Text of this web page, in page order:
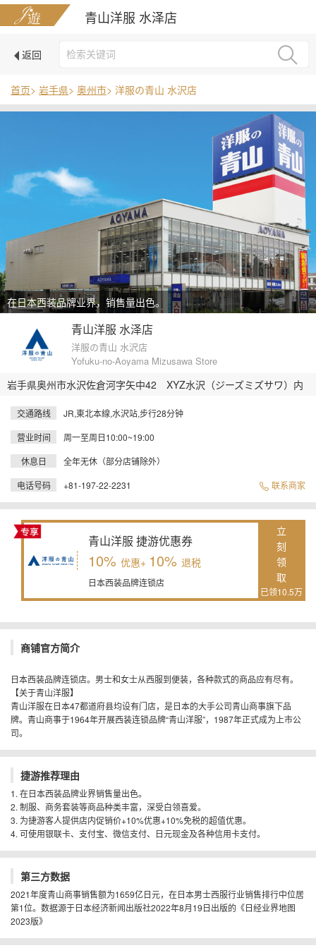
青山洋服 水泽店
返回
首页> 岩手県> 奥州市> 洋服の青山 水沢店
在日本西装品牌业界，销售量出色。
青山洋服 水泽店
洋服の青山 水沢店
Yofuku-no-Aoyama Mizusawa Store
岩手県奥州市水沢佐倉河字矢中42 XYZ水沢（ジーズミズサワ）内
交通路线
JR,東北本線,水沢站,步行28分钟
营业时间
周一至周日10:00~19:00
休息日
全年无休（部分店铺除外）
电话号码
+81-197-22-2231 联系商家
青山洋服 捷游优惠券
10% 优惠+ 10% 退税
日本西装品牌连锁店
立
刻
领
取
已领10.5万
商铺官方简介
日本西装品牌连锁店。男士和女士从西服到便装，各种款式的商品应有尽有。
【关于青山洋服】
青山洋服在日本47都道府县均设有门店，是日本的大手公司青山商事旗下品
牌。青山商事于1964年开展西装连锁品牌“青山洋服”，1987年正式成为上市公
司。
捷游推荐理由
1. 在日本西装品牌业界销售量出色。
2. 制服、商务套装等商品种类丰富，深受白领喜爱。
3. 为捷游客人提供店内促销价+10%优惠+10%免税的超值优惠。
4. 可使用银联卡、支付宝、微信支付、日元现金及各种信用卡支付。
第三方数据
2021年度青山商事销售额为1659亿日元，在日本男士西服行业销售排行中位居
第1位。数据源于日本经济新闻出版社2022年8月19日出版的《日经业界地图
2023版》